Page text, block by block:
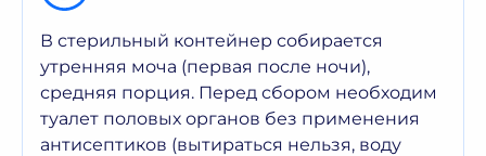
В стерильный контейнер собирается
утренняя моча (первая после ночи),
средняя порция. Перед сбором необходим
туалет половых органов без применения
антисептиков (вытираться нельзя, воду